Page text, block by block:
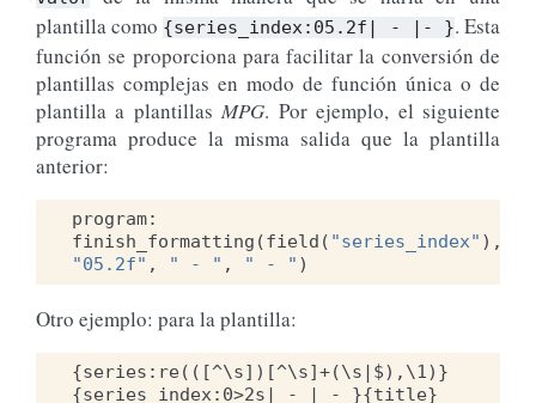
plantilla como {series_index:05.2f| - |- }. Esta
función se proporciona para facilitar la conversión de
plantillas complejas en modo de función única o de
plantilla a plantillasMPG. Por ejemplo, el siguiente
programa produce la misma salida que la plantilla
anterior:
program:
finish_formatting (field ( "series_index" ),
"05.2f" , " - " , " - " )
Otro ejemplo: para la plantilla:
{series:re(([^\s])[^\s]+(\s|$),\1)}